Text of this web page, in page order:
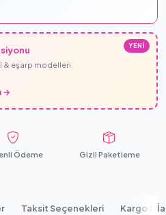
YENİ
& eşarp modelleri.
→
Ödeme Gizli Paketleme
Taksit Seçenekleri Kargo &